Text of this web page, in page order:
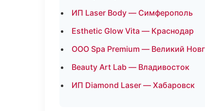
ИП Laser Body — Симферополь
Esthetic Glow Vita — Краснодар
ООО Spa Premium — Великий
Beauty Art Lab — Владивосток
ИП Diamond Laser — Хабаровск